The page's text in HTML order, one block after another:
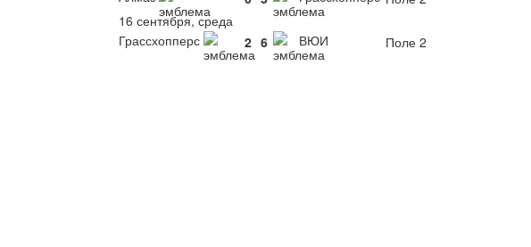
16 сентября, среда
Грассхопперс
2 6 ВЮИ Поле 2